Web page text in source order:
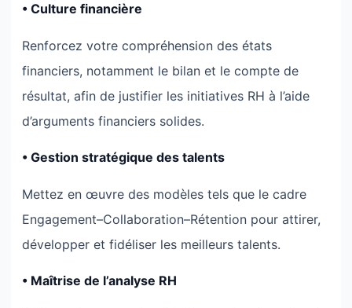
• Culture financière
Renforcez votre compréhension des états
financiers, notamment le bilan et le compte de
résultat, afin de justifier les initiatives RH à l’aide
d’arguments financiers solides.
• Gestion stratégique des talents
Mettez en œuvre des modèles tels que le cadre
Engagement–Collaboration–Rétention pour attirer,
développer et fidéliser les meilleurs talents.
• Maîtrise de l’analyse RH